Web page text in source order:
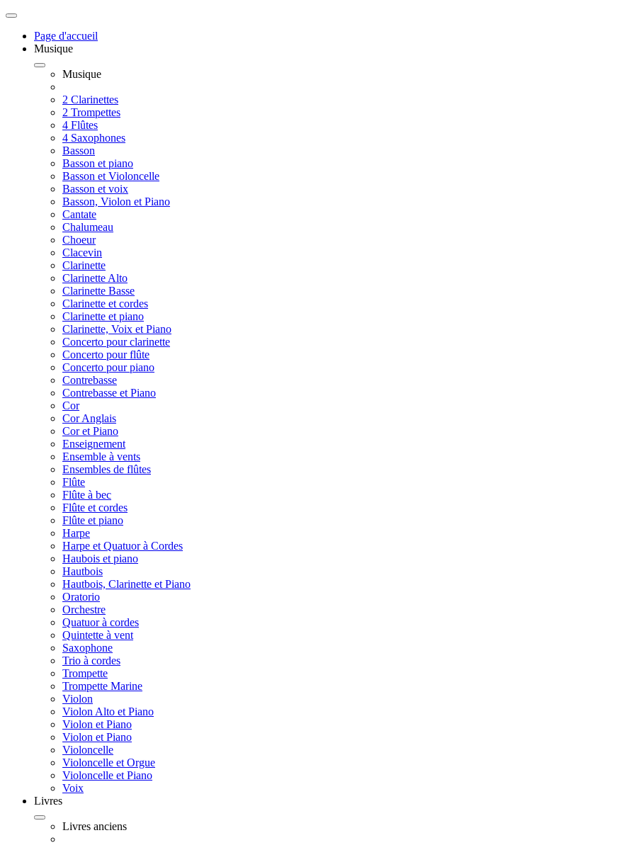
Page d'accueil
Musique
Musique
2 Clarinettes
2 Trompettes
4 Flûtes
4 Saxophones
Basson
Basson et piano
Basson et Violoncelle
Basson et voix
Basson, Violon et Piano
Cantate
Chalumeau
Choeur
Clacevin
Clarinette
Clarinette Alto
Clarinette Basse
Clarinette et cordes
Clarinette et piano
Clarinette, Voix et Piano
Concerto pour clarinette
Concerto pour flûte
Concerto pour piano
Contrebasse
Contrebasse et Piano
Cor
Cor Anglais
Cor et Piano
Enseignement
Ensemble à vents
Ensembles de flûtes
Flûte
Flûte à bec
Flûte et cordes
Flûte et piano
Harpe
Harpe et Quatuor à Cordes
Haubois et piano
Hautbois
Hautbois, Clarinette et Piano
Oratorio
Orchestre
Quatuor à cordes
Quintette à vent
Saxophone
Trio à cordes
Trompette
Trompette Marine
Violon
Violon Alto et Piano
Violon et Piano
Violon et Piano
Violoncelle
Violoncelle et Orgue
Violoncelle et Piano
Voix
Livres
Livres anciens